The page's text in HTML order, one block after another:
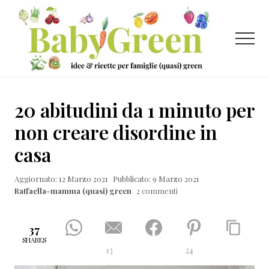
Menu
Passa
contenuto
principale
Passa
laterale
primaria
Passa
ricette
per
famiglie
(quasi)
green
Menu
20 abitudini da 1 minuto per
non creare disordine in
casa
Aggiornato: 12 Marzo 2021
Pubblicato: 9 Marzo 2021
Raffaella-mamma (quasi) green 2 commenti
37
SHARES
13 24